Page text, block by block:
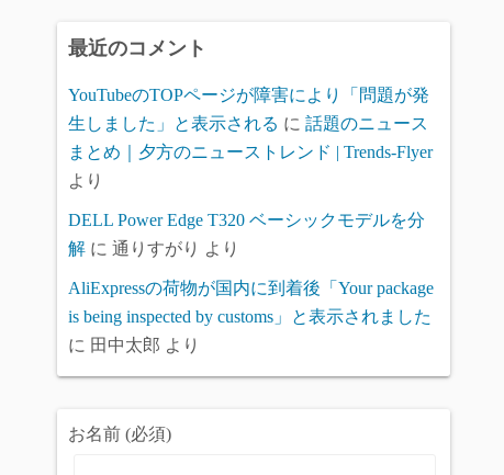
ブ
最近のコメント
YouTubeのTOPページが障害により「問題が発
生しました」と表示される に 話題のニュース
まとめ｜夕方のニューストレンド | Trends-Flyer
より
DELL Power Edge T320 ベーシックモデルを分
解 に 通りすがり より
AliExpressの荷物が国内に到着後「Your package
is being inspected by customs」と表示されました
に 田中太郎 より
お名前 (必須)